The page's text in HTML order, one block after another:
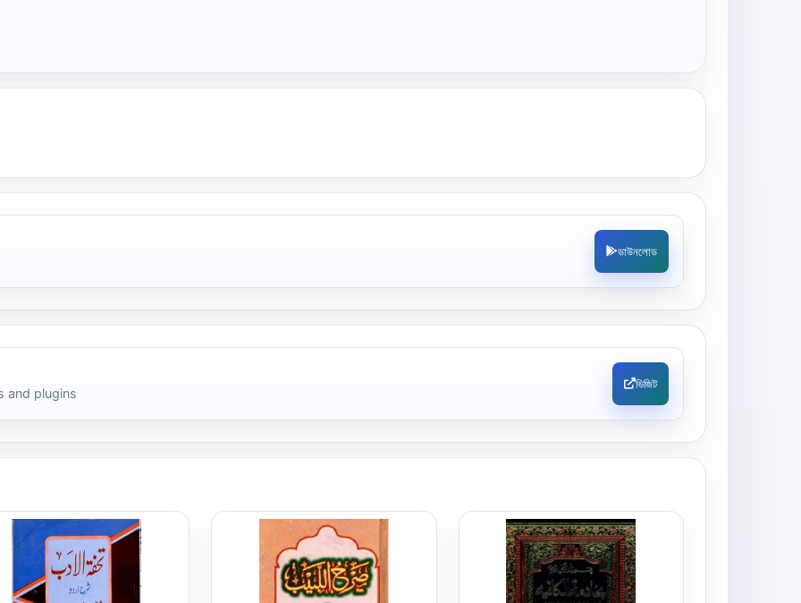
ডাউনলোড
and plugins
ভিজিট